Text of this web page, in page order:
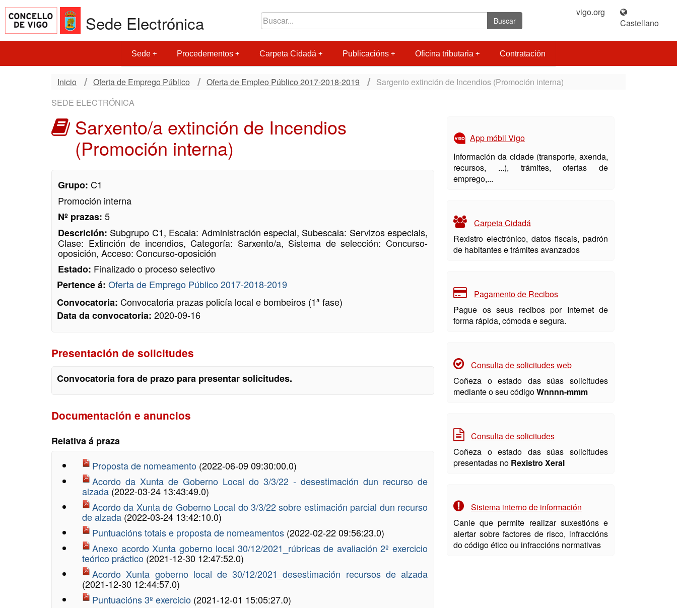
Sede Electrónica Buscar
vigo.org
Castellano
Sede Procedementos Carpeta Cidadá Publicacións Oficina tributaria Contratación
Inicio Oferta de Emprego Público Oferta de Empleo Público 2017-2018-2019
Sargento extinción de Incendios (Promoción interna)
SEDE ELECTRÓNICA
Sarxento/a extinción de Incendios
(Promoción interna)
Grupo: C1
Promoción interna
Nº prazas: 5
Descrición: Subgrupo C1, Escala: Administración especial, Subescala: Servizos especiais,
Clase: Extinción de incendios, Categoría: Sarxento/a, Sistema de selección: Concurso-
oposición, Acceso: Concurso-oposición
Estado: Finalizado o proceso selectivo
Pertence á: Oferta de Emprego Público 2017-2018-2019
Convocatoria: Convocatoria prazas policía local e bombeiros (1ª fase)
Data da convocatoria: 2020-09-16
Presentación de solicitudes
Convocatoria fora de prazo para presentar solicitudes.
Documentación e anuncios
Relativa á praza
Proposta de nomeamento (2022-06-09 09:30:00.0)
Acordo da Xunta de Goberno Local do 3/3/22 - desestimación dun recurso de
alzada (2022-03-24 13:43:49.0)
Acordo da Xunta de Goberno Local do 3/3/22 sobre estimación parcial dun recurso
de alzada (2022-03-24 13:42:10.0)
Puntuacións totais e proposta de nomeamentos (2022-02-22 09:56:23.0)
Anexo acordo Xunta goberno local 30/12/2021_rúbricas de avaliación 2º exercicio
teórico práctico (2021-12-30 12:47:52.0)
Acordo Xunta goberno local de 30/12/2021_desestimación recursos de alzada
(2021-12-30 12:44:57.0)
Puntuacións 3º exercicio (2021-12-01 15:05:27.0)
App móbil Vigo
Información da cidade (transporte, axenda,
recursos, ...), trámites, ofertas de
emprego,...
Carpeta Cidadá
Rexistro electrónico, datos fiscais, padrón
de habitantes e trámites avanzados
Pagamento de Recibos
Pague os seus recibos por Internet de
forma rápida, cómoda e segura.
Consulta de solicitudes web
Coñeza o estado das súas solicitudes
mediante o seu códigoWnnnn-mmm
Consulta de solicitudes
Coñeza o estado das súas solicitudes
presentadas no Rexistro Xeral
Sistema interno de información
Canle que permite realizar suxestións e
alertar sobre factores de risco, infraccións
do código ético ou infraccións normativas